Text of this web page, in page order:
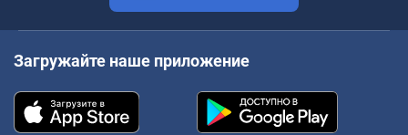
Загружайте наше приложение